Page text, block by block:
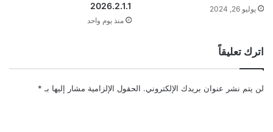
يوليو 26, 2024
2026.2.1.1
منذ يوم واحد
اترك تعليقاً
لن يتم نشر عنوان بريدك الإلكتروني. الحقول الإلزامية مشار إليها بـ *